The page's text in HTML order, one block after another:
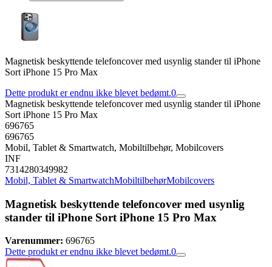
Magnetisk beskyttende telefoncover med usynlig stander til iPhone
Sort iPhone 15 Pro Max
Dette produkt er endnu ikke blevet bedømt.0
Magnetisk beskyttende telefoncover med usynlig stander til iPhone
Sort iPhone 15 Pro Max
696765
696765
Mobil, Tablet & Smartwatch, Mobiltilbehør, Mobilcovers
INF
7314280349982
Mobil, Tablet & SmartwatchMobiltilbehørMobilcovers
Magnetisk beskyttende telefoncover med usynlig
stander til iPhone Sort iPhone 15 Pro Max
Varenummer: 696765
Dette produkt er endnu ikke blevet bedømt.0